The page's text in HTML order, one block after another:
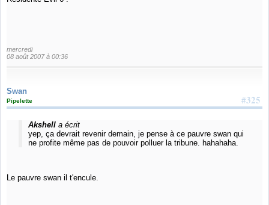
mercredi
08 août 2007 à 00:36
Swan
#325
Pipelette
Akshella écrit
yep, ça devrait revenir demain, je pense à ce pauvre swan qui
ne profite même pas de pouvoir polluer la tribune. hahahaha.
Le pauvre swan il t'encule.